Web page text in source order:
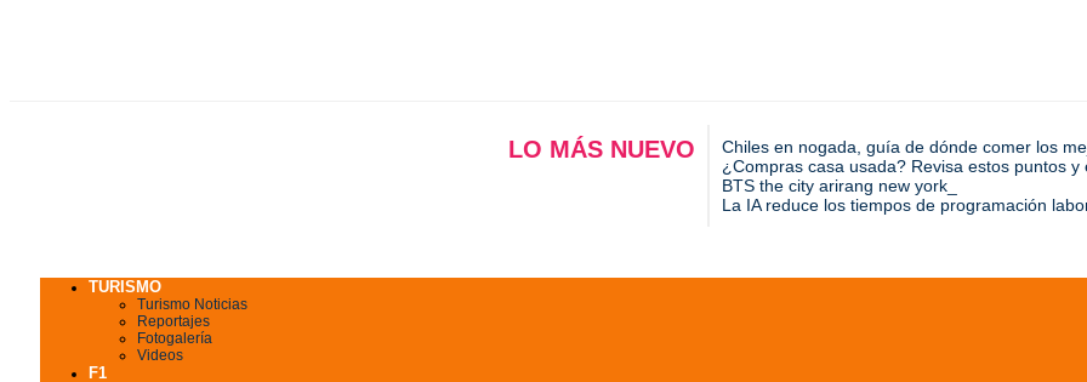
LO MÁS NUEVO
Chiles en nogada, guía de dónde comer los
¿Compras casa usada? Revisa estos puntos
BTS the city arirang new york
La IA reduce los tiempos de programación
TURISMO
Turismo Noticias
Reportajes
Fotogalería
Videos
F1